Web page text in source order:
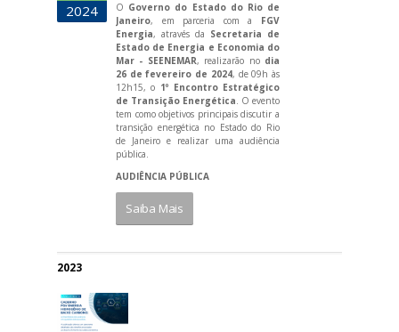
2024
O Governo do Estado do Rio de
Janeiro, em parceria com a FGV
Energia, através da Secretaria de
Estado de Energia e Economia do
Mar - SEENEMAR, realizarão nodia
26 de fevereiro de 2024, de 09h às
12h15, o 1º Encontro Estratégico
de Transição Energética. O evento
tem como objetivos principais discutir a
transição energética no Estado do Rio
de Janeiro e realizar uma audiência
pública.
AUDIÊNCIA PÚBLICA
Saiba Mais
2023